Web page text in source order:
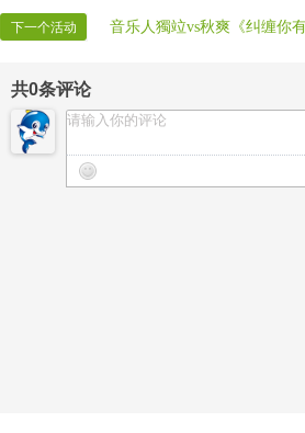
【晚会迎宾】房间全体管理
下一个活动 音乐人獨竝vs秋爽《纠缠你
共0条评论